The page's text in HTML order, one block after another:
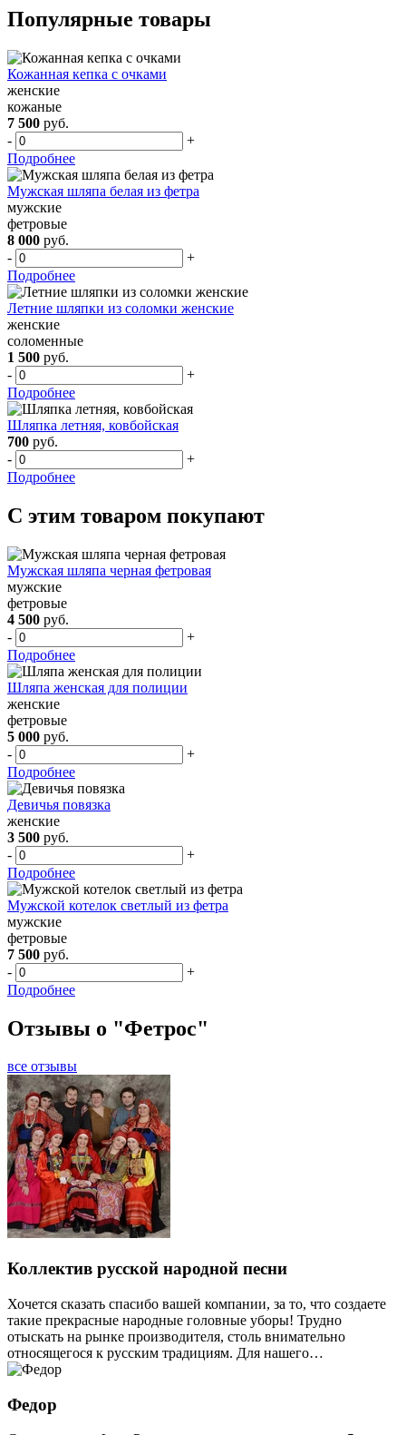
Популярные товары
Кожанная кепка с очками
женские
кожаные
7 500 руб.
-
+
Подробнее
Мужская шляпа белая из фетра
мужские
фетровые
8 000 руб.
-
+
Подробнее
Летние шляпки из соломки женские
женские
соломенные
1 500 руб.
-
+
Подробнее
Шляпка летняя, ковбойская
700 руб.
-
+
Подробнее
С этим товаром покупают
Мужская шляпа черная фетровая
мужские
фетровые
4 500 руб.
-
+
Подробнее
Шляпа женская для полиции
женские
фетровые
5 000 руб.
-
+
Подробнее
Девичья повязка
женские
3 500 руб.
-
+
Подробнее
Мужской котелок светлый из фетра
мужские
фетровые
7 500 руб.
-
+
Подробнее
Отзывы о "Фетрос"
все отзывы
Коллектив русской народной песни
Хочется сказать спасибо вашей компании, за то, что создаете
такие прекрасные народные головные уборы! Трудно
отыскать на рынке производителя, столь внимательно
относящегося к русским традициям. Для нашего…
Федор